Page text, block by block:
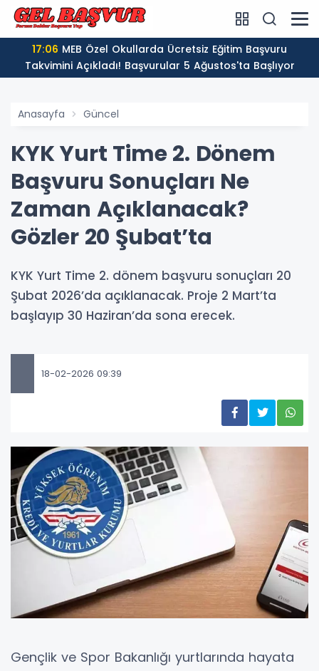
17:06
Takvimini Açıkladı! Başvurular 5 Ağustos'ta Başlıyor
Anasayfa Güncel
KYK Yurt Time 2. Dönem
Başvuru Sonuçları Ne
Zaman Açıklanacak?
Gözler 20 Şubat’ta
KYK Yurt Time 2. dönem başvuru sonuçları 20
Şubat 2026’da açıklanacak. Proje 2 Mart’ta
başlayıp 30 Haziran’da sona erecek.
18-02-2026 09:39
Gençlik ve Spor Bakanlığı yurtlarında hayata